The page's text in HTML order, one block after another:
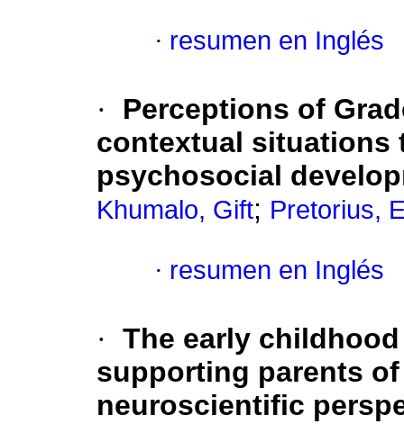
· resumen en Inglés
·
Perceptions of
contextual situations
psychosocial
Khumalo, Gift; Pretorius,
· resumen en Inglés
· The early
supporting parents
neuroscientific